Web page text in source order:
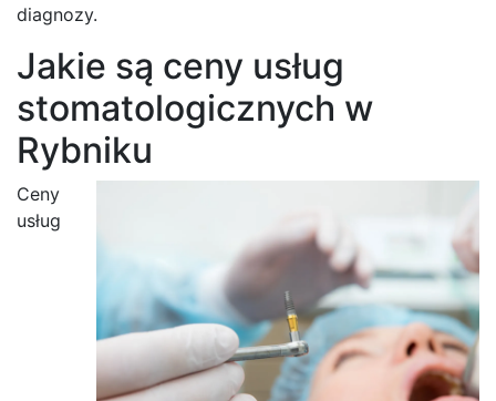
diagnozy.
Jakie są ceny usług
stomatologicznych w
Rybniku
Ceny
usług